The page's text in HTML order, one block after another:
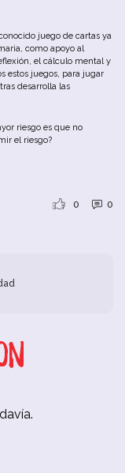
juego de cartas ya
como apoyo al
el cálculo mental y
estos juegos, para jugar
desarrolla las
riesgo es que no
el riesgo?
0 0